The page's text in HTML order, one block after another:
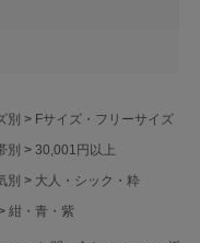
別
Fサイズ・フリーサイズ
別
30,001円以上
別
大人・シック・粋
紺・青・紫